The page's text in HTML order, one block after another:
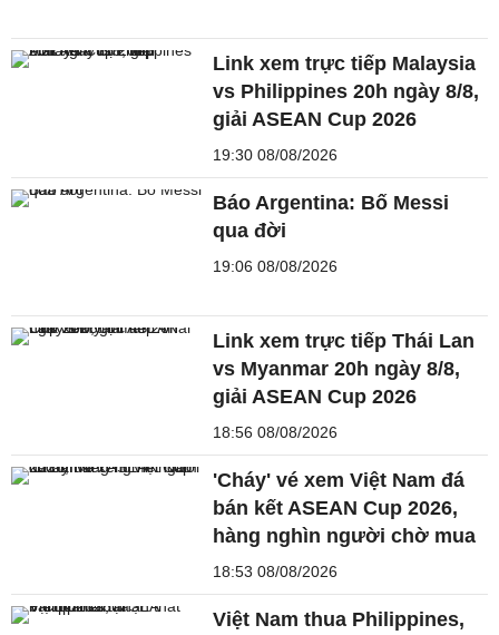
Link xem trực tiếp Malaysia
vs Philippines 20h ngày 8/8,
giải ASEAN Cup 2026
19:30 08/08/2026
Báo Argentina: Bố Messi
qua đời
19:06 08/08/2026
Link xem trực tiếp Thái Lan
vs Myanmar 20h ngày 8/8,
giải ASEAN Cup 2026
18:56 08/08/2026
'Cháy' vé xem Việt Nam đá
bán kết ASEAN Cup 2026,
hàng nghìn người chờ mua
18:53 08/08/2026
Việt Nam thua Philippines,